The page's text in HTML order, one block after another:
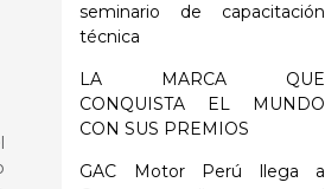
seminario de capacitación
técnica
LA MARCA QUE
CONQUISTA EL MUNDO
CON SUS PREMIOS
GAC Motor Perú llega a